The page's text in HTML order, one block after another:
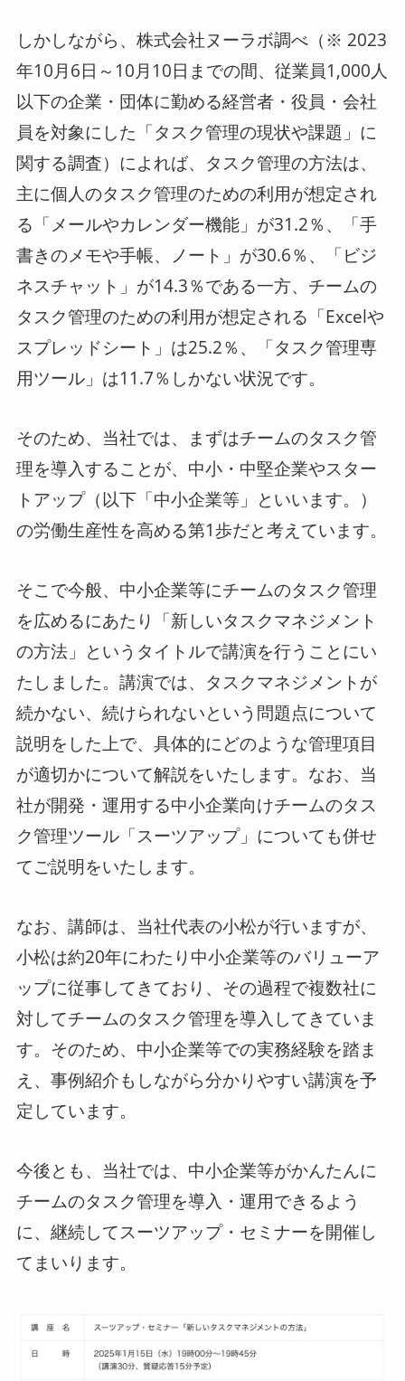
しかしながら、株式会社ヌーラボ調べ（※ 2023
年10月6日～10月10日までの間、従業員1,000人
以下の企業・団体に勤める経営者・役員・会社
員を対象にした「タスク管理の現状や課題」に
関する調査）によれば、タスク管理の方法は、
主に個人のタスク管理のための利用が想定され
る「メールやカレンダー機能」が31.2％、「手
書きのメモや手帳、ノート」が30.6％、「ビジ
ネスチャット」が14.3％である一方、チームの
タスク管理のための利用が想定される「Excelや
スプレッドシート」は25.2％、「タスク管理専
用ツール」は11.7％しかない状況です。
そのため、当社では、まずはチームのタスク管
理を導入することが、中小・中堅企業やスター
トアップ（以下「中小企業等」といいます。）
の労働生産性を高める第1歩だと考えています。
そこで今般、中小企業等にチームのタスク管理
を広めるにあたり「新しいタスクマネジメント
の方法」というタイトルで講演を行うことにい
たしました。講演では、タスクマネジメントが
続かない、続けられないという問題点について
説明をした上で、具体的にどのような管理項目
が適切かについて解説をいたします。なお、当
社が開発・運用する中小企業向けチームのタス
ク管理ツール「スーツアップ」についても併せ
てご説明をいたします。
なお、講師は、当社代表の小松が行いますが、
小松は約20年にわたり中小企業等のバリューア
ップに従事してきており、その過程で複数社に
対してチームのタスク管理を導入してきていま
す。そのため、中小企業等での実務経験を踏ま
え、事例紹介もしながら分かりやすい講演を予
定しています。
今後とも、当社では、中小企業等がかんたんに
チームのタスク管理を導入・運用できるよう
に、継続してスーツアップ・セミナーを開催し
てまいります。